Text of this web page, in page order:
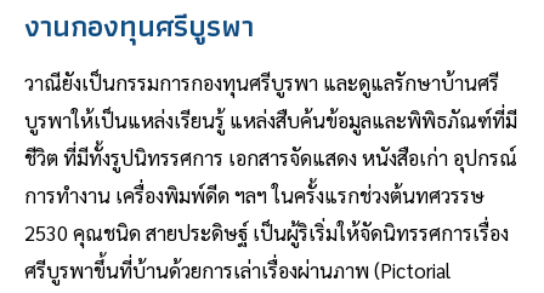
งานกองทุนศรีบูรพา
วาณียังเป็นกรรมการกองทุนศรีบูรพา และดูแลรักษาบ้านศรี
บูรพาให้เป็นแหล่งเรียนรู้ แหล่งสืบค้นข้อมูลและพิพิธภัณฑ์ที่มี
ชีวิต ที่มีทั้งรูปนิทรรศการ เอกสารจัดแสดง หนังสือเก่า อุปกรณ์
การทำงาน เครื่องพิมพ์ดีด ฯลฯ ในครั้งแรกช่วงต้นทศวรรษ
2530 คุณชนิด สายประดิษฐ์ เป็นผู้ริเริ่มให้จัดนิทรรศการเรื่อง
ศรีบูรพาขึ้นที่บ้านด้วยการเล่าเรื่องผ่านภาพ (Pictorial